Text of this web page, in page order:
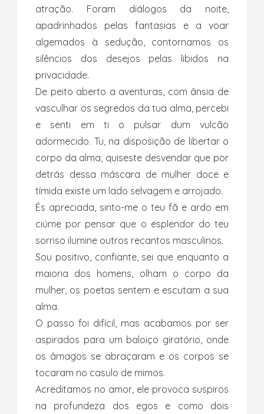
atração. Foram diálogos da noite,
apadrinhados pelas fantasias e a voar
algemados à sedução, contornamos os
silêncios dos desejos pelas libidos na
privacidade.
De peito aberto a aventuras, com ânsia de
vasculhar os segredos da tua alma, percebi
e senti em ti o pulsar dum vulcão
adormecido. Tu, na disposição de libertar o
corpo da alma, quiseste desvendar que por
detrás dessa máscara de mulher doce e
tímida existe um lado selvagem e arrojado.
És apreciada, sinto-me o teu fã e ardo em
ciúme por pensar que o esplendor do teu
sorriso ilumine outros recantos masculinos.
Sou positivo, confiante, sei que enquanto a
maioria dos homens, olham o corpo da
mulher, os poetas sentem e escutam a sua
alma.
O passo foi difícil, mas acabamos por ser
aspirados para um baloiço giratório, onde
os âmagos se abraçaram e os corpos se
tocaram no casulo de mimos.
Acreditamos no amor, ele provoca suspiros
na profundeza dos egos e como dois